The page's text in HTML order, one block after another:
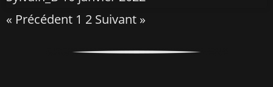
« Précédent 1 2 Suivant »